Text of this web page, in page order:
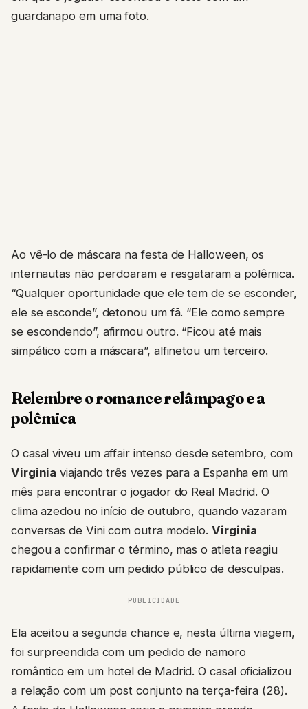
guardanapo em uma foto.
Ao vê-lo de máscara na festa de Halloween, os
internautas não perdoaram e resgataram a polêmica.
“Qualquer oportunidade que ele tem de se esconder,
ele se esconde”, detonou um fã. “Ele como sempre
se escondendo”, afirmou outro. “Ficou até mais
simpático com a máscara”, alfinetou um terceiro.
Relembre o romance relâmpago e a
polêmica
O casal viveu um affair intenso desde setembro, com
Virginia viajando três vezes para a Espanha em um
mês para encontrar o jogador do Real Madrid. O
clima azedou no início de outubro, quando vazaram
conversas de Vini com outra modelo. Virginia
chegou a confirmar o término, mas o atleta reagiu
rapidamente com um pedido público de desculpas.
PUBLICIDADE
Ela aceitou a segunda chance e, nesta última viagem,
foi surpreendida com um pedido de namoro
romântico em um hotel de Madrid. O casal oficializou
a relação com um post conjunto na terça-feira (28).